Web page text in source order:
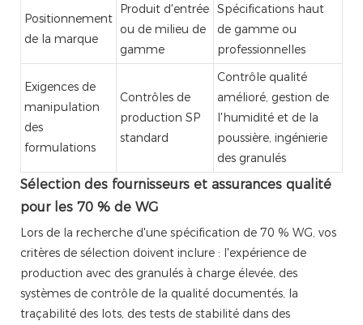
Positionnement
de la marque
Produit d'entrée
ou de milieu de
gamme
Spécifications haut
de gamme ou
professionnelles
Exigences de
manipulation
des
formulations
Contrôles de
production SP
standard
Contrôle qualité
amélioré, gestion de
l'humidité et de la
poussière, ingénierie
des granulés
Sélection des fournisseurs et assurances qualité
pour les 70 % de WG
Lors de la recherche d'une spécification de 70 % WG, vos
critères de sélection doivent inclure : l'expérience de
production avec des granulés à charge élevée, des
systèmes de contrôle de la qualité documentés, la
traçabilité des lots, des tests de stabilité dans des